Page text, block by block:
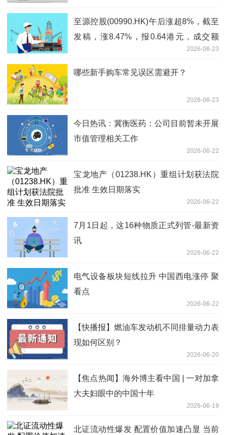
至源控股(00990.HK)午后涨超8%，截至
发稿，涨8.47%，报0.64港元，成交额
2026-06-23
哪些新手购车常见误区需避开？
2026-06-23
今日热讯：冀衡医药：公司目前暂未开展
市值管理相关工作
2026-06-22
宝龙地产（01238.HK）重组计划获法院
批准 生效日期落实
2026-06-22
7月1日起，这16种物质正式列管-最新资
讯
2026-06-22
电气设备板块短线拉升 中国西电涨停 聚
看点
2026-06-22
【快播报】燃油车发动机不同排量动力表
现如何区别？
2026-06-20
【焦点热闻】海外博主看中国 | 一对加拿
大夫妇眼中的中国十年
2026-06-19
北证流动性爆发 配置价值加速凸显 当前